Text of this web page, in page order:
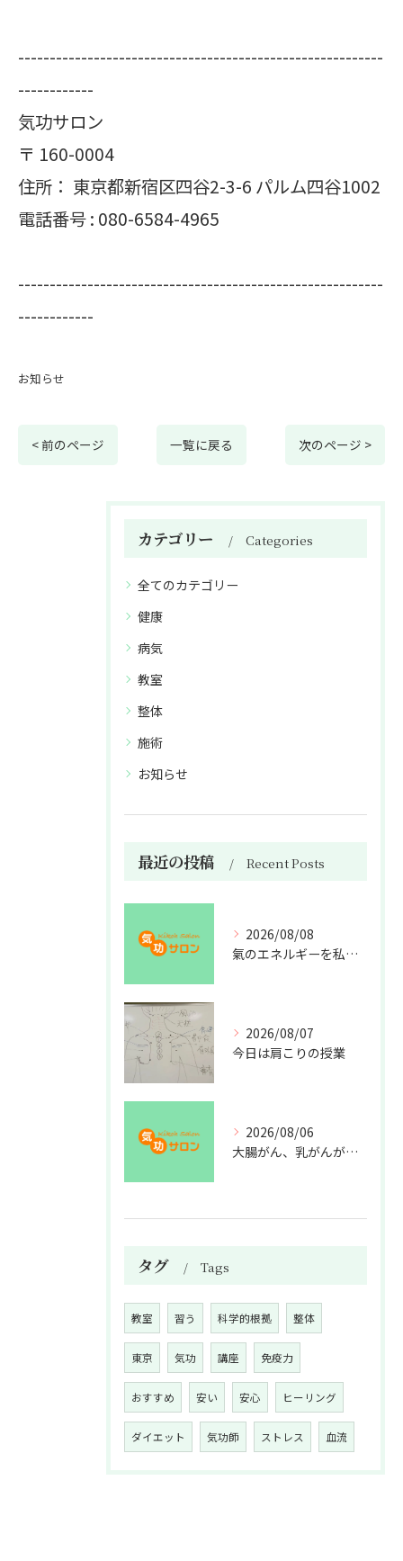
----------------------------------------------------------
------------
気功サロン
〒 160-0004
住所： 東京都新宿区四谷2-3-6 パルム四谷1002
電話番号 : 080-6584-4965
----------------------------------------------------------
------------
お知らせ
< 前のページ 一覧に戻る 次のページ >
カテゴリー Categories
全てのカテゴリー
健康
病気
教室
整体
施術
お知らせ
最近の投稿 Recent Posts
2026/08/08
氣のエネルギーを私利私欲のために使うな
2026/08/07
今日は肩こりの授業
2026/08/06
大腸がん、乳がんが増えた理由
タグ Tags
教室 習う 科学的根拠 整体
東京 気功 講座 免疫力
おすすめ 安い 安心 ヒーリング
ダイエット 気功師 ストレス 血流